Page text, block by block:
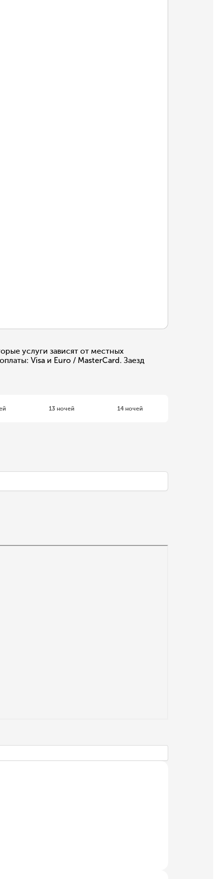
услуги зависят от местных
Visa и Euro / MasterCard. Заезд
13 ночей 14 ночей